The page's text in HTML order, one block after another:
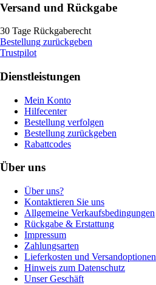
Versand und Rückgabe
30 Tage Rückgaberecht
Bestellung zurückgeben
Trustpilot
Dienstleistungen
Mein Konto
Hilfecenter
Bestellung verfolgen
Bestellung zurückgeben
Rabattcodes
Über uns
Über uns?
Kontaktieren Sie uns
Allgemeine Verkaufsbedingungen
Rückgabe & Erstattung
Impressum
Zahlungsarten
Lieferkosten und Versandoptionen
Hinweis zum Datenschutz
Unser Geschäft